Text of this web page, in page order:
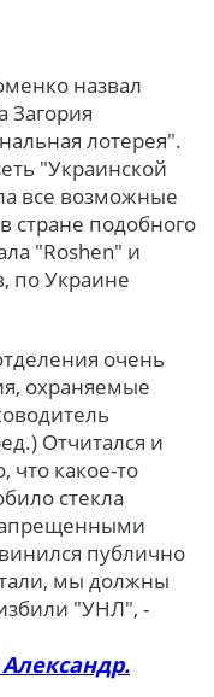
назвал
Загория
лотерея".
"Украинской
все возможные
стране подобного
"Roshen" и
по Украине
очень
охраняемые
Отчитался и
что какое-то
стекла
публично
мы должны
"УНЛ", -